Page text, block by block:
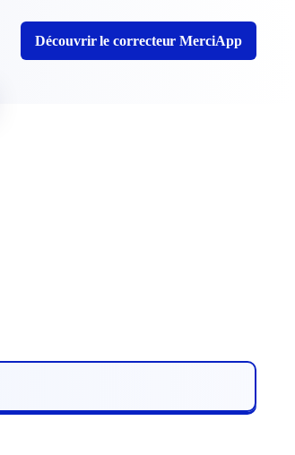
Découvrir le correcteur MerciApp